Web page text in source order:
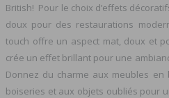
British! Pour le choix d’effets
doux pour des restaurations
touch offre un aspect mat, doux et
crée un effet brillant pour une
Donnez du charme aux meubles en
boiseries et aux objets oubliés pour